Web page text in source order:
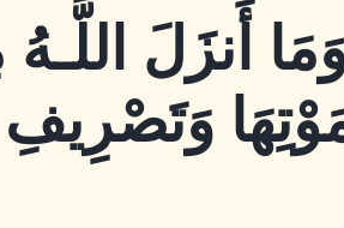
وَمَا أَنزَلَ
وَتَصْرِيفِ